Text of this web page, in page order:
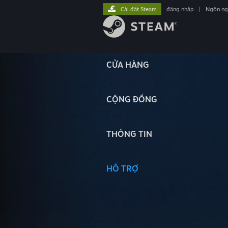
CỬA HÀNG
CỘNG ĐỒNG
THÔNG TIN
HỖ TRỢ
Cài đặt Steam đăng nhập Ngôn